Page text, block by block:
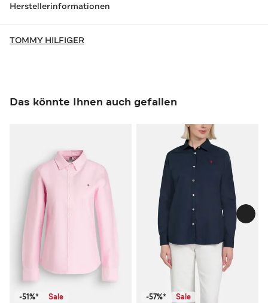
Herstellerinformationen
TOMMY HILFIGER
Das könnte Ihnen auch gefallen
-51%* Sale -57%* Sale